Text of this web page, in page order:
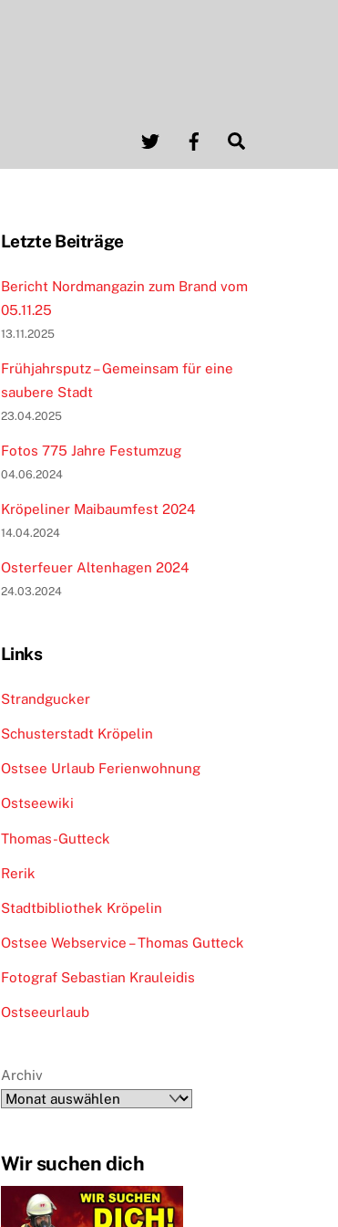
Twitter Facebook
Letzte Beiträge
Bericht Nordmangazin zum Brand vom
05.11.25
13.11.2025
Frühjahrsputz – Gemeinsam für eine
saubere Stadt
23.04.2025
Fotos 775 Jahre Festumzug
04.06.2024
Kröpeliner Maibaumfest 2024
14.04.2024
Osterfeuer Altenhagen 2024
24.03.2024
Links
Strandgucker
Schusterstadt Kröpelin
Ostsee Urlaub Ferienwohnung
Ostseewiki
Thomas-Gutteck
Rerik
Stadtbibliothek Kröpelin
Ostsee Webservice – Thomas Gutteck
Fotograf Sebastian Krauleidis
Ostseeurlaub
Archiv
Wir suchen dich